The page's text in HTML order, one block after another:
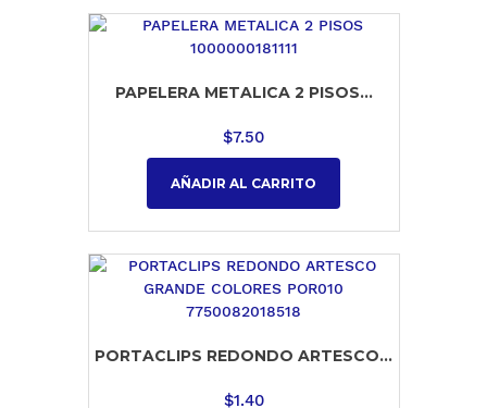
PAPELERA METALICA 2 PISOS...
$7.50
AÑADIR AL CARRITO
PORTACLIPS REDONDO ARTESCO...
$1.40